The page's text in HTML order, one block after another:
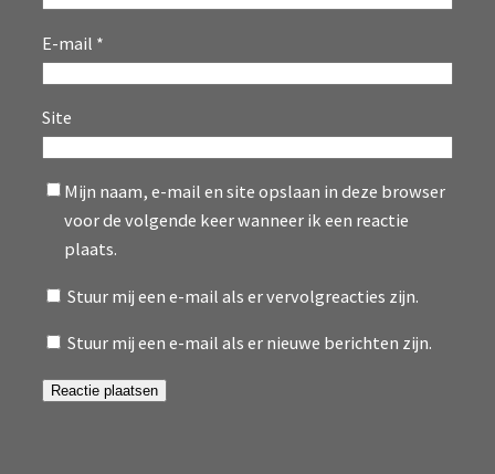
E-mail *
Site
Mijn naam, e-mail en site opslaan in deze browser
voor de volgende keer wanneer ik een reactie
plaats.
Stuur mij een e-mail als er vervolgreacties zijn.
Stuur mij een e-mail als er nieuwe berichten zijn.